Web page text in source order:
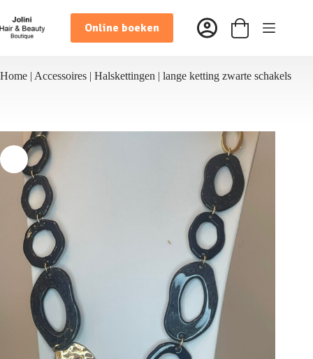
naar
de
inhoud
Online boeken Winkelwagen
Home | Accessoires | Halskettingen | lange ketting zwarte schakels